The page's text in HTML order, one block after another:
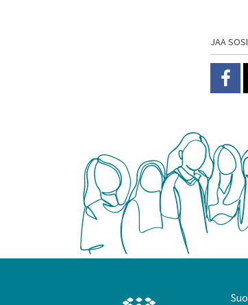
JAA
Jaa